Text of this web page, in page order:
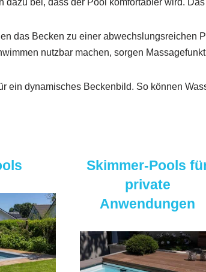
das Becken zu einer abwechslungsreichen
nutzbar machen, sorgen
ein dynamisches Beckenbild. So können
Skimmer-Pools
private
Anwendungen